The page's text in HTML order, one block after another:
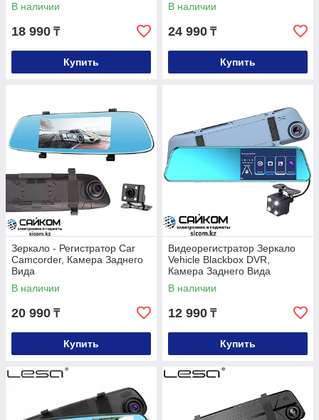
В наличии
18 990 ₸
Купить
В наличии
24 990 ₸
Купить
Зеркало - Регистратор Car
Camcorder, Камера Заднего
Вида
В наличии
20 990 ₸
Купить
Видеорегистратор Зеркало
Vehicle Blackbox DVR,
Камера Заднего Вида
В наличии
12 990 ₸
Купить